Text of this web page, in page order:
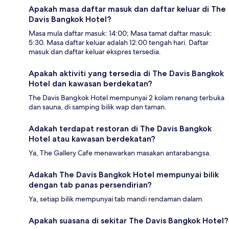
Apakah masa daftar masuk dan daftar keluar di The
Davis Bangkok Hotel?
Masa mula daftar masuk: 14:00; Masa tamat daftar masuk:
5:30. Masa daftar keluar adalah 12:00 tengah hari. Daftar
masuk dan daftar keluar ekspres tersedia.
Apakah aktiviti yang tersedia di The Davis Bangkok
Hotel dan kawasan berdekatan?
The Davis Bangkok Hotel mempunyai 2 kolam renang terbuka
dan sauna, di samping bilik wap dan taman.
Adakah terdapat restoran di The Davis Bangkok
Hotel atau kawasan berdekatan?
Ya, The Gallery Cafe menawarkan masakan antarabangsa.
Adakah The Davis Bangkok Hotel mempunyai bilik
dengan tab panas persendirian?
Ya, setiap bilik mempunyai tab mandi rendaman dalam.
Apakah suasana di sekitar The Davis Bangkok Hotel?